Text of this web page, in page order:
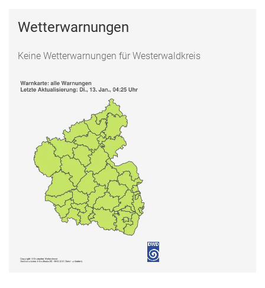
Wetterwarnungen
Keine Wetterwarnungen für Westerwaldkreis